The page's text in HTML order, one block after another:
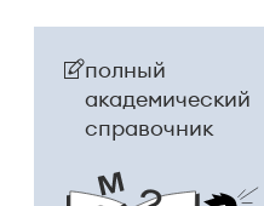
полный
академический
справочник